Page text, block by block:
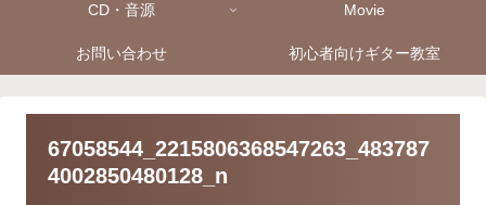
CD・音源 Movie
お問い合わせ 初心者向けギター教室
67058544_2215806368547263_483787
4002850480128_n